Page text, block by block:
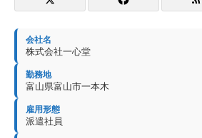
会社名
株式会社一心堂
勤務地
富山県富山市一本木
雇用形態
派遣社員